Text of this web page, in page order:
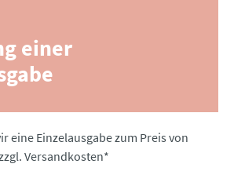
einer
eine Einzelausgabe zum Preis von
Versandkosten*